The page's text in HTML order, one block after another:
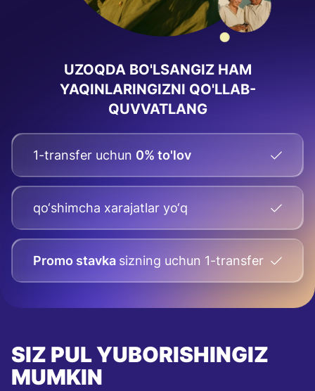
UZOQDA BO'LSANGIZ HAM
YAQINLARINGIZNI QO'LLAB-
QUVVATLANG
1-transfer uchun 0% to'lov
qo‘shimcha xarajatlar yo‘q
Promo stavka sizning uchun 1-transfer
SIZ PUL YUBORISHINGIZ
MUMKIN